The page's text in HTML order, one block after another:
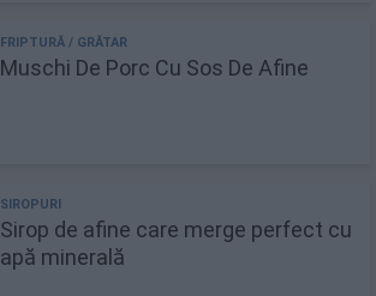
Muschi De Porc Cu Sos De Afine
Sirop de afine care merge perfect cu
apă minerală